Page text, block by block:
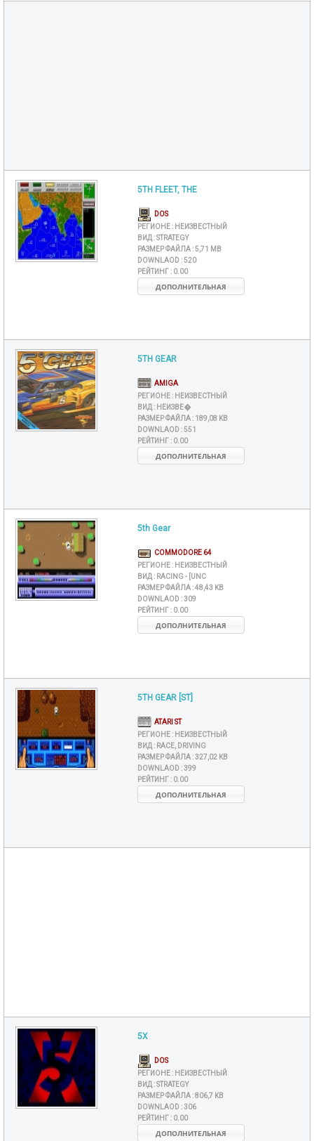
5TH FLEET, THE
DOS
РЕГИОНЕ : НЕИЗВЕСТНЫЙ
ВИД :STRATEGY
РАЗМЕР ФАЙЛА :5,71 MB
DOWNLAOD :520
РЕЙТИНГ : 0.00
ДОПОЛНИТЕЛЬНАЯ
5TH GEAR
AMIGA
РЕГИОНЕ : НЕИЗВЕСТНЫЙ
ВИД : НЕИЗВЕ�
РАЗМЕР ФАЙЛА : 189,08 KB
DOWNLAOD :551
РЕЙТИНГ : 0.00
ДОПОЛНИТЕЛЬНАЯ
5th Gear
COMMODORE 64
РЕГИОНЕ : НЕИЗВЕСТНЫЙ
ВИД : RACING - [UNC
РАЗМЕР ФАЙЛА :48,43 KB
DOWNLAOD :309
РЕЙТИНГ : 0.00
ДОПОЛНИТЕЛЬНАЯ
5TH GEAR [ST]
ATARI ST
РЕГИОНЕ : НЕИЗВЕСТНЫЙ
ВИД : RACE, DRIVING
РАЗМЕР ФАЙЛА :327,02 KB
DOWNLAOD :399
РЕЙТИНГ : 0.00
ДОПОЛНИТЕЛЬНАЯ
5X
DOS
РЕГИОНЕ : НЕИЗВЕСТНЫЙ
ВИД :STRATEGY
РАЗМЕР ФАЙЛА :806,7 KB
DOWNLAOD :306
РЕЙТИНГ : 0.00
ДОПОЛНИТЕЛЬНАЯ